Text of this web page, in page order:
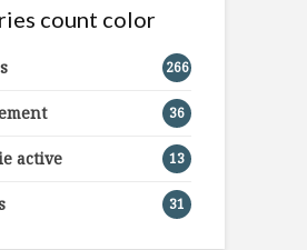
count color
266
36
active 13
31